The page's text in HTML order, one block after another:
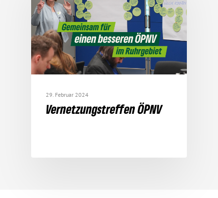
29. Februar 2024
Vernet­zungs­treffen ÖPNV